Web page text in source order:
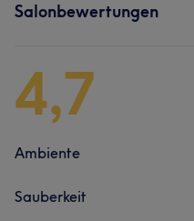
Salonbewertungen
4,7
Ambiente
Sauberkeit